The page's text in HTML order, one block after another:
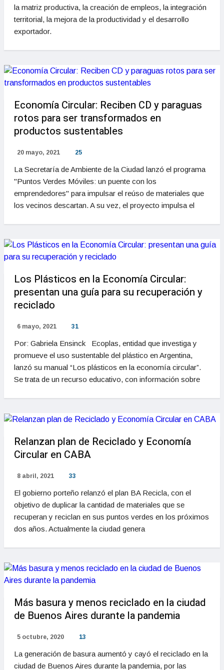
la matriz productiva, la creación de empleos, la integración
territorial, la mejora de la productividad y el desarrollo
exportador.
Economía Circular: Reciben CD y paraguas
rotos para ser transformados en
productos sustentables
20 mayo, 2021 25
La Secretaría de Ambiente de la Ciudad lanzó el programa
"Puntos Verdes Móviles: un puente con los
emprendedores" para impulsar el reúso de materiales que
los vecinos descartan. A su vez, el proyecto impulsa el
Los Plásticos en la Economía Circular:
presentan una guía para su recuperación y
reciclado
6 mayo, 2021 31
Por: Gabriela Ensinck Ecoplas, entidad que investiga y
promueve el uso sustentable del plástico en Argentina,
lanzó su manual “Los plásticos en la economía circular”.
Se trata de un recurso educativo, con información sobre
Relanzan plan de Reciclado y Economía
Circular en CABA
8 abril, 2021 33
El gobierno porteño relanzó el plan BA Recicla, con el
objetivo de duplicar la cantidad de materiales que se
recuperan y reciclan en sus puntos verdes en los próximos
dos años. Actualmente la ciudad genera
Más basura y menos reciclado en la ciudad
de Buenos Aires durante la pandemia
5 octubre, 2020 13
La generación de basura aumentó y cayó el reciclado en la
ciudad de Buenos Aires durante la pandemia, por las